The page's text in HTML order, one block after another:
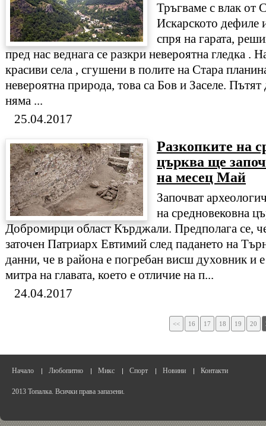
Тръгваме с влак от
Искарското дефиле
спря на гарата,
пред нас веднага се разкри невероятна гледка .
красиви села , сгушени в полите на Стара
невероятна природа, това са Бов и Заселе.
няма ...
25.04.2017
Разкопките на
църква ще
на месец Май
Започват
на средновековна
Добромирци област Кърджали. Предполага се,
заточен Патриарх Евтимий след падането на
данни, че в района е погребан висш духовник и
митра на главата, което е отличие на п...
24.04.2017
<< 16 17 18 19 20
Начало Любопитно Микс Спорт Новини Контакти
2013 Топалка. Всички права запазени.